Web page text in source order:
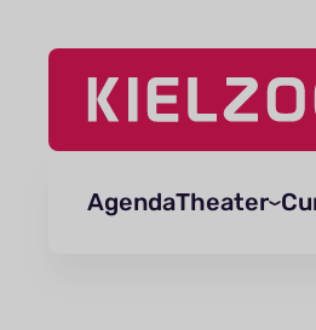
Navigatie
AgendaTheater